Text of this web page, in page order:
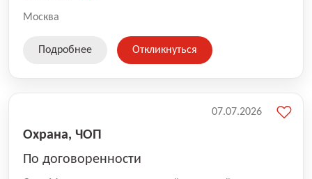
Москва
Подробнее Откликнуться
Охрана, ЧОП
По договоренности
07.07.2026